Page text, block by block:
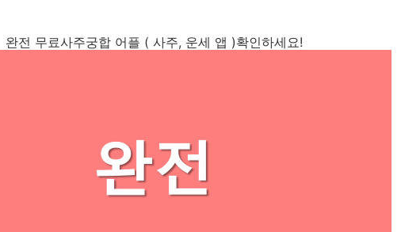
완전 무료사주궁합 어플 ( 사주, 운세 앱 )확인하세요!